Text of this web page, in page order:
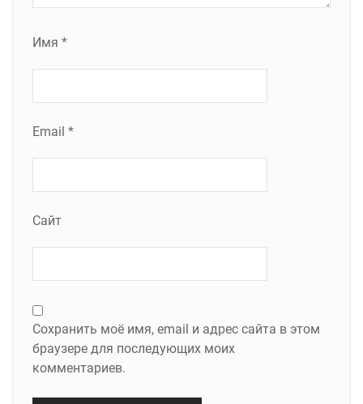
Имя *
Email *
Сайт
Сохранить моё имя, email и адрес сайта в этом
браузере для последующих моих
комментариев.